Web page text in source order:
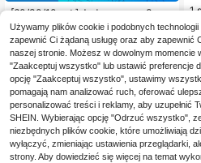
[60/30/10 szt.] Jednorazowa 3-wa
rstwowa maska na twarz dla dorosł
ych, kolory makaroników, modna, el
astyczna, wiatroszczelna, ochrona
przed promieniowaniem UV, wygod
na, oddychająca, do noszenia na c
o dzień, nie nadaje się do prania, tk
anina żakardowa, nadaje się do uż
ytku na zewnątrz
15,54zł 15,63zł najniższa cena
1
a,
a,
y,
Używamy plików cookie i podobnych
zapewnić Ci żądaną usługę oraz aby zapewnić
naszej stronie. Możesz w dowolnym momencie
"Zaakceptuj wszystko" lub ustawić preferencje
opcję "Zaakceptuj wszystko", ustawimy
pomagają nam analizować ruch, oferować
personalizować treści i reklamy, aby uzupełnić
SHEIN. Wybierając opcję "Odrzuć wszystko",
niezbędnych plików cookie, które umożliwiają
wyłączyć, zmieniając ustawienia przeglądarki,
strony. Aby dowiedzieć się więcej na temat